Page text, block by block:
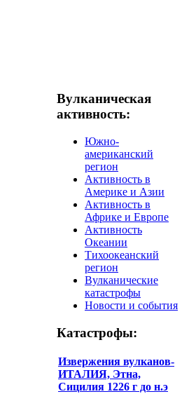
Вулканическая
активность:
Южно-
американский
регион
Активность в
Америке и Азии
Активность в
Африке и Европе
Активность
Океании
Тихоокеанский
регион
Вулканические
катастрофы
Новости и события
Катастрофы:
Извержения вулканов-
ИТАЛИЯ, Этна,
Сицилия 1226 г до н.э